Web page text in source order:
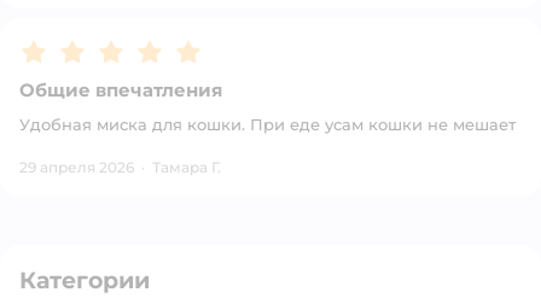
Рейтинг:5
Общие впечатления
Удобная миска для кошки. При еде усам кошки не мешает
29 апреля 2026 · Тамара Г.
Категории